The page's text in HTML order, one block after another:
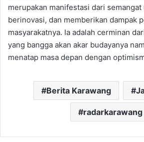
merupakan manifestasi dari
berinovasi, dan memberikan dampak
masyarakatnya. Ia adalah cerminan
yang bangga akan akar budayanya
menatap masa depan dengan
Berita Karawang
radarkarawang